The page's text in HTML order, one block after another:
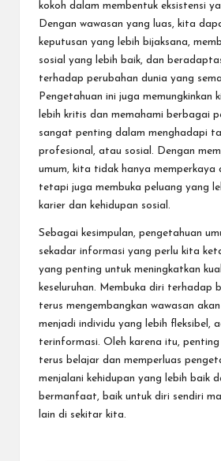
kokoh dalam membentuk eksistensi
Dengan wawasan yang luas, kita
keputusan yang lebih bijaksana,
sosial yang lebih baik, dan
terhadap perubahan dunia yang
Pengetahuan ini juga memungkinkan
lebih kritis dan memahami berbagai
sangat penting dalam menghadapi
profesional, atau sosial. Dengan
umum, kita tidak hanya memperkaya
tetapi juga membuka peluang yang
karier dan kehidupan sosial.
Sebagai kesimpulan, pengetahuan
sekadar informasi yang perlu kita
yang penting untuk meningkatkan
keseluruhan. Membuka diri terhadap
terus mengembangkan wawasan
menjadi individu yang lebih fleksibel,
terinformasi. Oleh karena itu,
terus belajar dan memperluas
menjalani kehidupan yang lebih baik
bermanfaat, baik untuk diri sendiri
lain di sekitar kita.